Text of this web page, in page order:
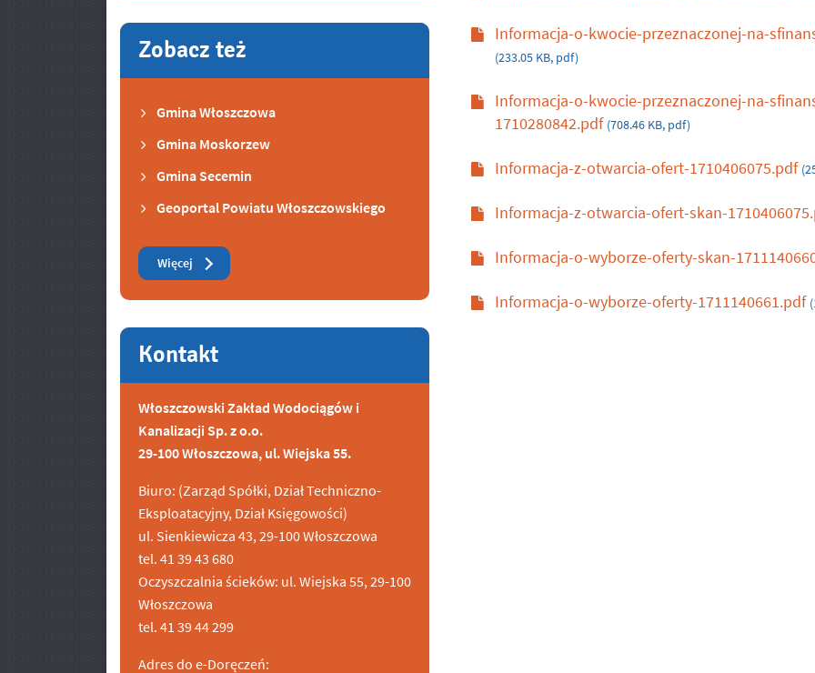
Zobacz też
Gmina Włoszczowa
Gmina Moskorzew
Gmina Secemin
Geoportal Powiatu Włoszczowskiego
Więcej Zobacz też
Kontakt
Włoszczowski Zakład Wodociągów i
Kanalizacji Sp. z o.o.
29-100 Włoszczowa, ul. Wiejska 55.
Biuro: (Zarząd Spółki, Dział Techniczno-
Eksploatacyjny, Dział Księgowości)
ul. Sienkiewicza 43, 29-100 Włoszczowa
tel. 41 39 43 680
Oczyszczalnia ścieków: ul. Wiejska 55, 29-100
Włoszczowa
tel. 41 39 44 299
Adres do e-Doręczeń:
Informacja-o-kwocie-przeznaczonej-na-
(233.05 KB, pdf)
Informacja-o-kwocie-przeznaczonej-na-
1710280842.pdf (708.46 KB, pdf)
Informacja-z-otwarcia-ofert-1710406075.pdf
Informacja-z-otwarcia-ofert-skan-
Informacja-o-wyborze-oferty-skan-
Informacja-o-wyborze-oferty-1711140661.pdf